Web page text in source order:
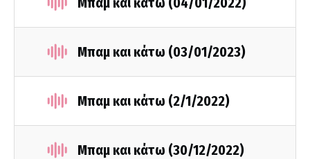
Μπαμ και κάτω (03/01/2023)
Μπαμ και κάτω (2/1/2022)
Μπαμ και κάτω (30/12/2022)